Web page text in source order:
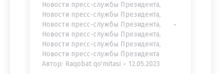
Новости пресс-службы Президента,
Новости пресс-службы Президента,
Новости пресс-службы Президента,
Новости пресс-службы Президента,
Новости пресс-службы Президента,
Новости пресс-службы Президента
Автор: Raqobat qo'mitasi 12.05.2023